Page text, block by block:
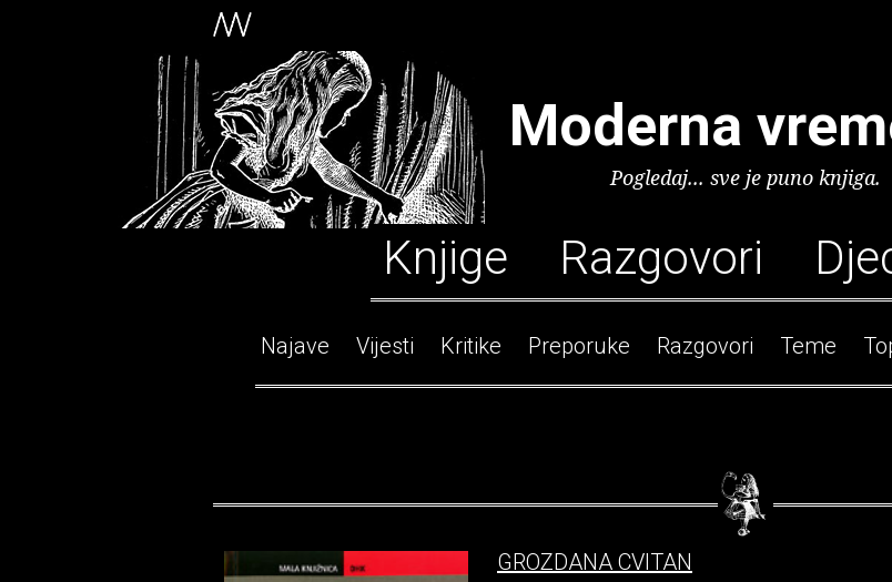
Moderna
Pogledaj... sve je puno knjiga.
Knjige Razgovori
Najave Vijesti Kritike Preporuke Razgovori Teme
GROZDANA CVITAN